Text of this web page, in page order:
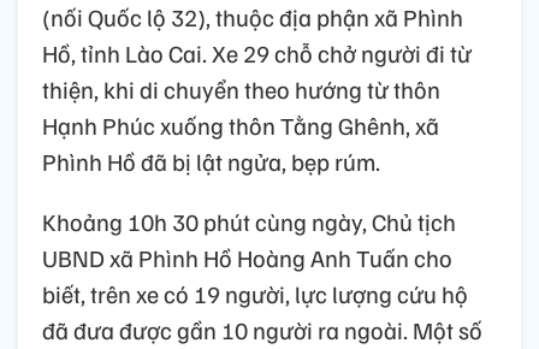
(nối Quốc lộ 32), thuộc địa phận xã Phình
Hồ, tỉnh Lào Cai. Xe 29 chỗ chở người đi từ
thiện, khi di chuyển theo hướng từ thôn
Hạnh Phúc xuống thôn Tằng Ghênh, xã
Phình Hồ đã bị lật ngửa, bẹp rúm.
Khoảng 10h 30 phút cùng ngày, Chủ tịch
UBND xã Phình Hồ Hoàng Anh Tuấn cho
biết, trên xe có 19 người, lực lượng cứu hộ
đã đưa được gần 10 người ra ngoài. Một số